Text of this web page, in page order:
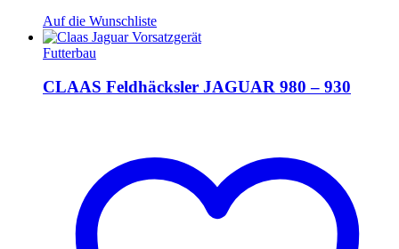
Auf die Wunschliste
Futterbau
CLAAS Feldhäcksler JAGUAR 980 – 930